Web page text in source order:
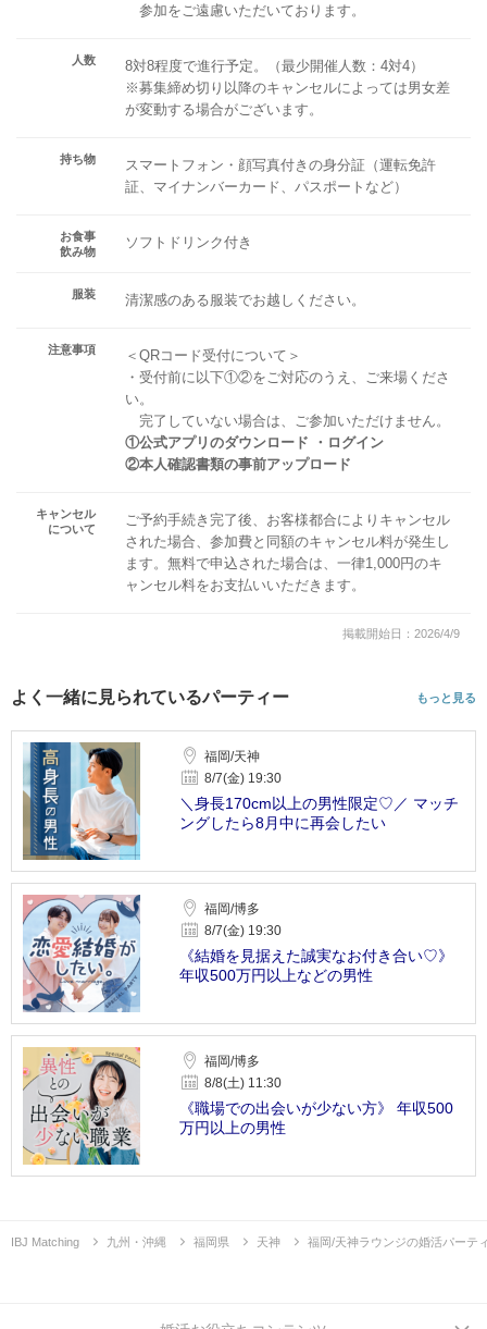
参加をご遠慮いただいております。
人数
8対8程度で進行予定。（最少開催人数：4対4）
※募集締め切り以降のキャンセルによっては男女差
が変動する場合がございます。
持ち物
スマートフォン・顔写真付きの身分証（運転免許
証、マイナンバーカード、パスポートなど）
お食事
飲み物
ソフトドリンク付き
服装 清潔感のある服装でお越しください。
注意事項
＜QRコード受付について＞
・受付前に以下①②をご対応のうえ、ご来場くださ
い。
完了していない場合は、ご参加いただけません。
①公式アプリのダウンロード ・ログイン
②本人確認書類の事前アップロード
キャンセル
について
ご予約手続き完了後、お客様都合によりキャンセル
された場合、参加費と同額のキャンセル料が発生し
ます。無料で申込された場合は、一律1,000円のキ
ャンセル料をお支払いいただきます。
掲載開始日：2026/4/9
よく一緒に見られているパーティー もっと見る
福岡/天神
8/7(金) 19:30
＼身長170cm以上の男性限定♡／ マッチ
ングしたら8月中に再会したい
福岡/博多
8/7(金) 19:30
《結婚を見据えた誠実なお付き合い♡》
年収500万円以上などの男性
福岡/博多
8/8(土) 11:30
《職場での出会いが少ない方》 年収500
万円以上の男性
IBJ Matching 九州・沖縄 福岡県 天神 福岡/天神ラウンジの婚活パーテ